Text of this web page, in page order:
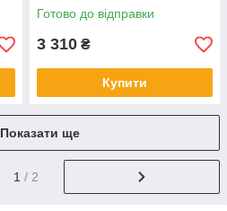
Готово до відправки
3 310 ₴
Купити
Показати ще
1 / 2